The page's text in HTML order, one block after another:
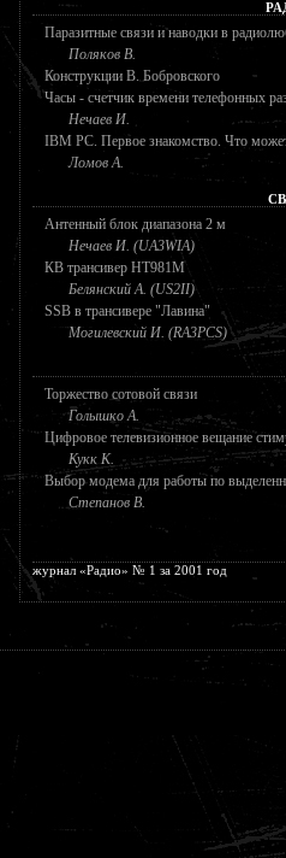
Паразитные связи и наводки в
Поляков В.
Конструкции В. Бобровского
Часы - счетчик времени телефонных
Нечаев И.
IBM PC. Первое знакомство. Что
Ломов А.
Антенный блок диапазона 2 м
Нечаев И. (UA3WIA)
КВ трансивер НТ981М
Белянский А. (US2II)
SSB в трансивере "Лавина"
Могилевский И. (RA3PCS)
Торжество сотовой связи
Голышко А.
Цифровое телевизионное вещание
Кукк К.
Выбор модема для работы по
Степанов В.
журнал «Радио» № 1 за 2001 год